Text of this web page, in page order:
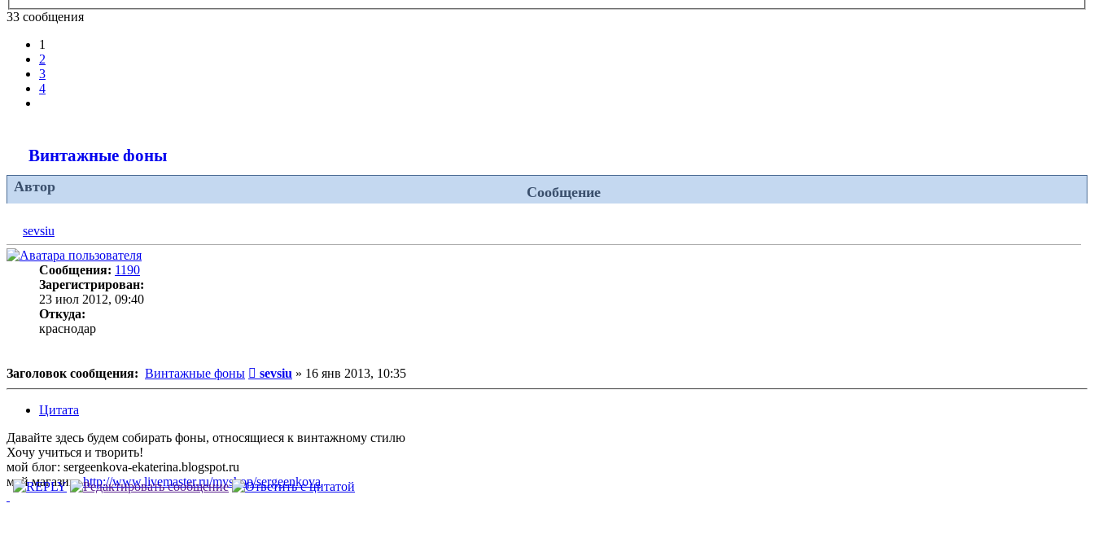
33 сообщения
1
2
3
4
Винтажные фоны
Автор Сообщение
sevsiu
Сообщения: 1190
Зарегистрирован:
23 июл 2012, 09:40
Откуда:
краснодар
Заголовок сообщения: Винтажные фоны Сообщение
sevsiu » 16 янв 2013, 10:35
Цитата
Давайте здесь будем собирать фоны, относящиеся к винтажному стилю
Хочу учиться и творить!
мой блог: sergeenkova-ekaterina.blogspot.ru
мой магазин:http://www.livemaster.ru/myshop/sergeenkova